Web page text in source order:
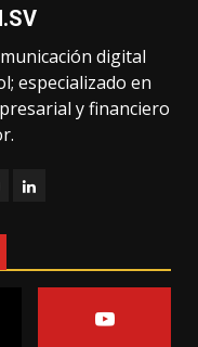
digital
especializado en
y financiero